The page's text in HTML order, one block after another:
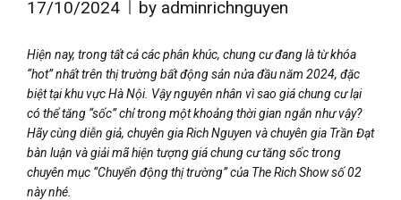
17/10/2024 by adminrichnguyen
Hiện nay, trong tất cả các phân khúc, chung cư đang là từ khóa
“hot” nhất trên thị trường bất động sản nửa đầu năm 2024, đặc
biệt tại khu vực Hà Nội. Vậy nguyên nhân vì sao giá chung cư lại
có thể tăng “sốc” chỉ trong một khoảng thời gian ngắn như vậy?
Hãy cùng diễn giả, chuyên gia Rich Nguyen và chuyên gia Trần Đạt
bàn luận và giải mã hiện tượng giá chung cư tăng sốc trong
chuyên mục “Chuyển động thị trường” của The Rich Show số 02
này nhé.